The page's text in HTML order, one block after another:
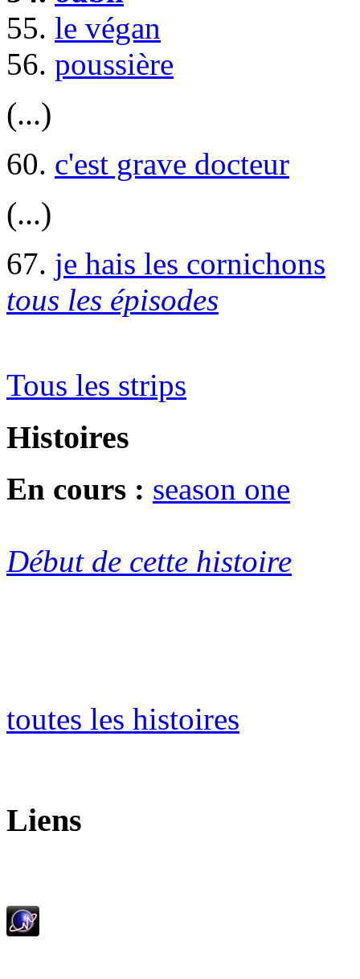
55. le végan
56. poussière
(...)
60. c'est grave docteur
(...)
67. je hais les cornichons
tous les épisodes
Tous les strips
Histoires
En cours : season one
Début de cette histoire
toutes les histoires
Liens